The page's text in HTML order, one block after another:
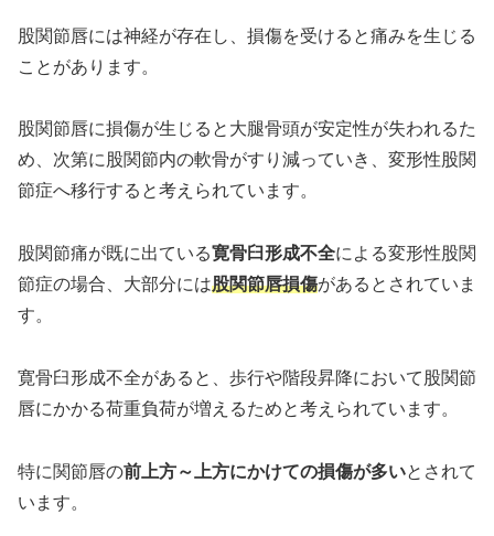
股関節唇には神経が存在し、損傷を受けると痛みを生じる
ことがあります。
股関節唇に損傷が生じると大腿骨頭が安定性が失われるた
め、次第に股関節内の軟骨がすり減っていき、変形性股関
節症へ移行すると考えられています。
股関節痛が既に出ている寛骨臼形成不全による変形性股関
節症の場合、大部分には股関節唇損傷があるとされていま
す。
寛骨臼形成不全があると、歩行や階段昇降において股関節
唇にかかる荷重負荷が増えるためと考えられています。
特に関節唇の前上方～上方にかけての損傷が多いとされて
います。